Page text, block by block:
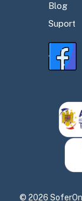
Blog
Suport
© 2026